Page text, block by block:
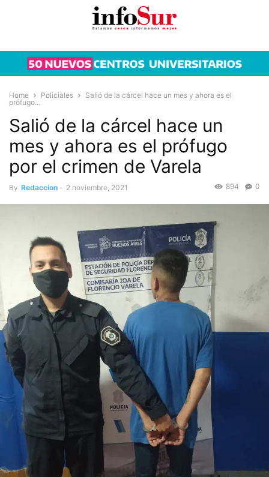
Home Policiales
Salió de la cárcel hace un mes y ahora es el
prófugo...
Salió de la cárcel hace un
mes y ahora es el prófugo
por el crimen de Varela
By Redaccion - 2 noviembre, 2021 0
894